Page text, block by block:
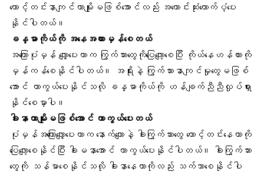
တောင့်တင်းနာကျင်တာမျိုးမဖြစ်အောင်လည်း အကောင်းဆုံးထောက်ပံ့ပေး
နိုင်ပါတယ်။
ခန္ဓာကိုယ်ကို အနေအထားမှန်စေတယ်
အကြောပုံမှန် လျှော့ပေးတာက ကြွက်သားတွေကိုပြေလျော့စေပြီး ကိုယ်နေဟန်ထားကို
မှန်ကန်စေနိုင်ပါတယ်။ အရိုးနဲ့ ကြွက်သားနာကျင်မှုတွေမဖြစ်
အောင် ကာကွယ်ပေးနိုင်သလို ခန္ဓာကိုယ်ကို ဟန်ချက်ညီညီလှုပ်ရှား
နိုင်စေမှာပါ။
ခါးနာတာမျိုးမဖြစ်အောင် ကာကွယ်ပေးတယ်
ပုံမှန်အကြောလျှော့ပေးတာက နောက်ကျောနဲ့ ခါးကြွက်သားတွေ တောင့်တင်းနေတာကို
ပြေလျော့စေနိုင်ပြီး ခါးမနာအောင် ကာကွယ်ပေးနိုင်ပါတယ်။ ခါးကြွက်သား
တွေကို သန်မာစေနိုင်သလို ခါးနာနေတာကိုလည်း သက်သာစေနိုင်ပါ